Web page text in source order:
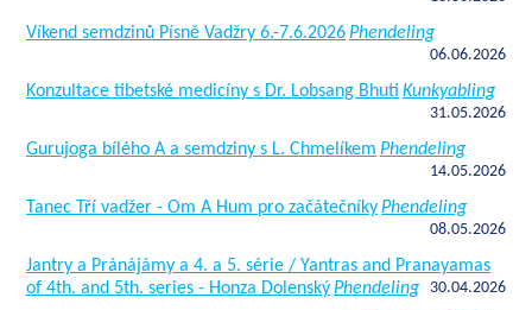
Víkend semdzinů Písně Vadžry 6.-7.6.2026Phendeling
06.06.2026
Konzultace tibetské medicíny s Dr. Lobsang Bhuti Kunkyabling
31.05.2026
Gurujoga bílého A a semdziny s L. Chmelíkem Phendeling
14.05.2026
Tanec Tří vadžer - Om A Hum pro začátečníkyPhendeling
08.05.2026
Jantry a Pránájámy a 4. a 5. série / Yantras and Pranayamas
of 4th. and 5th. series - Honza DolenskýPhendeling 30.04.2026